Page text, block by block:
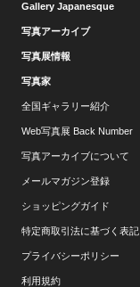
Gallery Japanesque
写真アーカイブ
写真展情報
写真家
全国ギャラリー紹介
Web写真展 Back Number
写真アーカイブについて
メールマガジン登録
ショッピングガイド
特定商取引法に基づく表記
プライバシーポリシー
利用規約